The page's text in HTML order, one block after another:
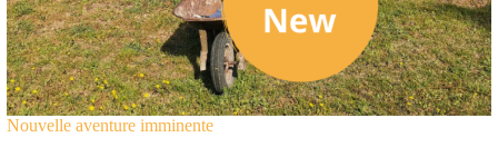
Nouvelle aventure imminente